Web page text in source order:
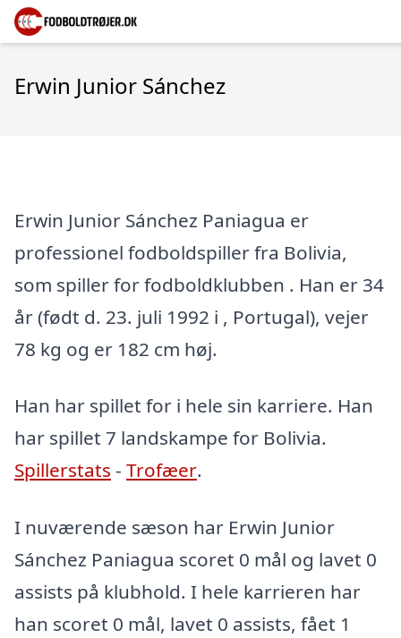
Erwin Junior Sánchez
Erwin Junior Sánchez Paniagua er
professionel fodboldspiller fra Bolivia,
som spiller for fodboldklubben . Han er 34
år (født d. 23. juli 1992 i , Portugal), vejer
78 kg og er 182 cm høj.
Han har spillet for i hele sin karriere. Han
har spillet 7 landskampe for Bolivia.
Spillerstats - Trofæer.
I nuværende sæson har Erwin Junior
Sánchez Paniagua scoret 0 mål og lavet 0
assists på klubhold. I hele karrieren har
han scoret 0 mål, lavet 0 assists, fået 1